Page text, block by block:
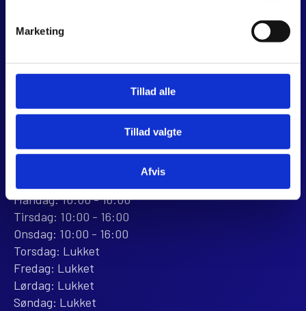
Marketing
Tillad alle
Tillad valgte
Afvis
Dalagervej 6C
CVR 44928280
webshop@jjmotorcykler.dk
salg@jjmotorcykler.dk
Anmeld os på Trustpilot
BUTIKKEN
Mandag: 10:00 - 16:00
Tirsdag: 10:00 - 16:00
Onsdag: 10:00 - 16:00
Torsdag: Lukket
Fredag: Lukket
Lørdag: Lukket
Søndag: Lukket